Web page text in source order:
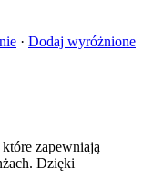
· Dodaj wyróżnione
zapewniają
Dzięki